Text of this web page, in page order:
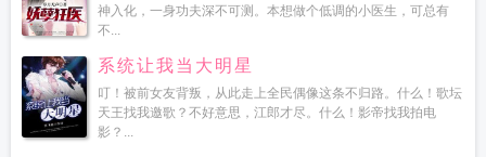
神入化，一身功夫深不可测。本想做个低调的小医生，可总有
不...
系统让我当大明星
叮！被前女友背叛，从此走上全民偶像这条不归路。什么！歌坛
天王找我邀歌？不好意思，江郎才尽。什么！影帝找我拍电
影？...